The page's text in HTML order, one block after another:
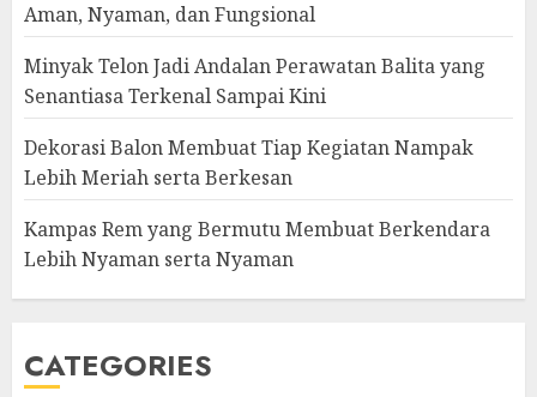
Aman, Nyaman, dan Fungsional
Minyak Telon Jadi Andalan Perawatan Balita yang
Senantiasa Terkenal Sampai Kini
Dekorasi Balon Membuat Tiap Kegiatan Nampak
Lebih Meriah serta Berkesan
Kampas Rem yang Bermutu Membuat Berkendara
Lebih Nyaman serta Nyaman
CATEGORIES